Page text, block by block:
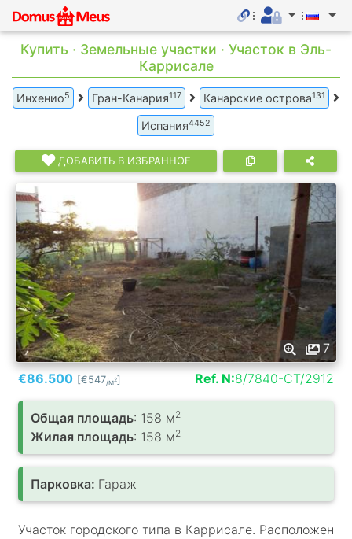
Купить · Земельные участки · Участок в Эль-
Каррисале
Инхенио5 Гран-Канария117 Канарские острова131
Испания4452
ДОБАВИТЬ В ИЗБРАННОЕ
7
€86.500 [€547/м2] Ref. N:8/7840-CT/2912
Общая площадь: 158 м2
Жилая площадь: 158 м2
Парковка: Гараж
Участок городского типа в Каррисале. Расположен